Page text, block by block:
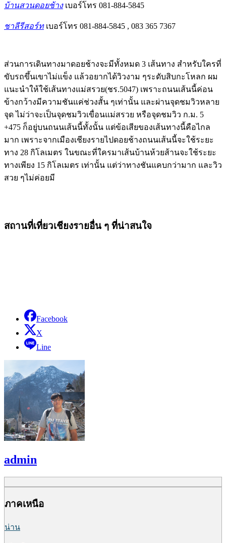
บ้านสวนดอยช้างเบอร์โทร 081-884-5845
ชาลีรีสอร์ท เบอร์โทร 081-884-5845 , 083 365 7367
ส่วนการเดินทางมาดอยช้างจะมีทั้งหมด 3 เส้นทาง สำหรับใครที่
ขับรถขึ้นเขาไม่แข็ง แล้วอยากได้วิวงาม ๆระดับสิบกะโหลก ผม
แนะนำให้ใช้เส้นทางแม่สรวย(ชร.5047) เพราะถนนเส้นนี้ค่อน
ข้างกว้างมีความชันแค่ช่วงสั้น ๆเท่านั้น และผ่านจุดชมวิวหลาย
จุด ไม่ว่าจะเป็นจุดชมวิวเขื่อนแม่สรวย หรือจุดชมวิว ก.ม. 5
+475 ก็อยู่บนถนนเส้นนี้ทั้งนั้น แต่ข้อเสียของเส้นทางนี้คือไกล
มาก เพราะจากเมืองเชียงรายไปดอยช้างถนนเส้นนี้จะใช้ระยะ
ทาง 28 กิโลเมตร ในขณะที่ใครมาเส้นบ้านห้วยส้านจะใช้ระยะ
ทางเพียง 15 กิโลเมตร เท่านั้น แต่ว่าทางชันแคบกว่ามาก และวิว
สวย ๆไม่ค่อยมี
สถานที่เที่ยวเชียงรายอื่น ๆ ที่น่าสนใจ
Facebook
X
Line
admin
ภาคเหนือ
น่าน